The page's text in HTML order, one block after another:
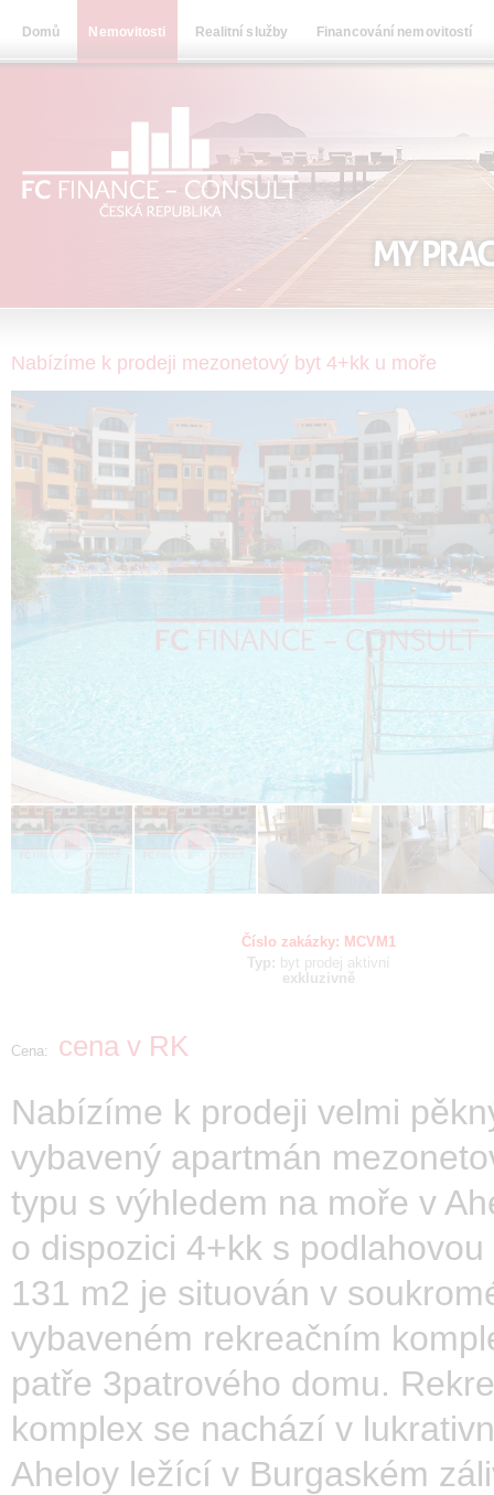
Domů Nemovitosti Realitní služby Financování nemovitostí
Nabízíme k prodeji mezonetový byt 4+kk u moře
Číslo zakázky: MCVM1
Typ: byt prodej aktivní
exkluzivně
Cena: cena v RK
Nabízíme k prodeji velmi
vybavený apartmán
typu s výhledem na moře v
o dispozici 4+kk s
131 m2 je situován v
vybaveném rekreačním
patře 3patrového domu.
komplex se nachází v
Aheloy ležící v Burgaském